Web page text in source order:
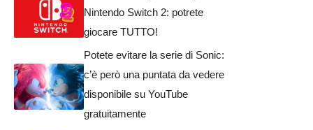
Nintendo Switch 2: potrete
giocare TUTTO!
Potete evitare la serie di Sonic:
c’è però una puntata da vedere
disponibile su YouTube
gratuitamente